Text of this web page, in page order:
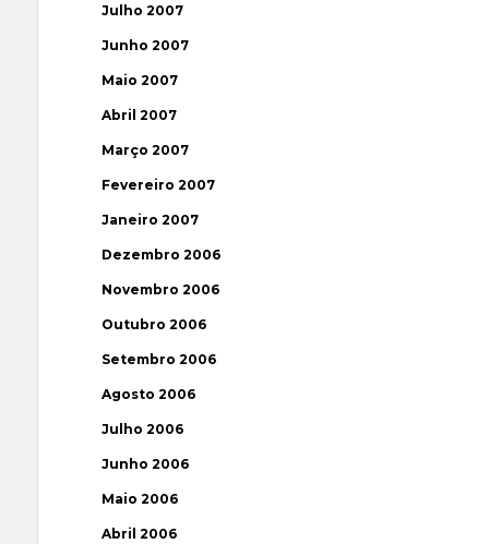
Julho 2007
Junho 2007
Maio 2007
Abril 2007
Março 2007
Fevereiro 2007
Janeiro 2007
Dezembro 2006
Novembro 2006
Outubro 2006
Setembro 2006
Agosto 2006
Julho 2006
Junho 2006
Maio 2006
Abril 2006